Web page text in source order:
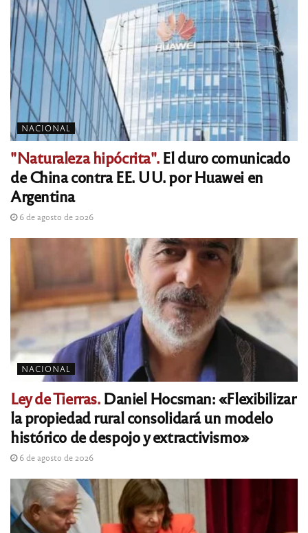
NACIONAL
"Naturaleza hipócrita".El duro comunicado
de China contra EE. UU. por Huawei en
Argentina
6 de agosto de 2026
NACIONAL
Ley de Tierras.Daniel Hocsman: «Flexibilizar
la propiedad rural consolidará un modelo
histórico de despojo y extractivismo»
6 de agosto de 2026